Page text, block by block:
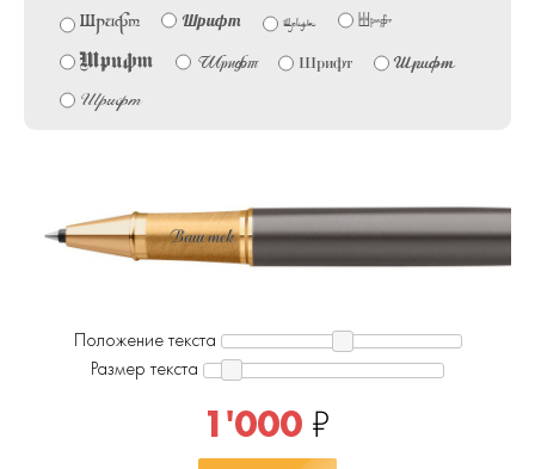
Шрифт Шрифт Шрифт Шрифт
Шрифт Шрифт Шрифт Шрифт
Шрифт
Ваш текст!
Положение текста
Размер текста
1'000 ₽